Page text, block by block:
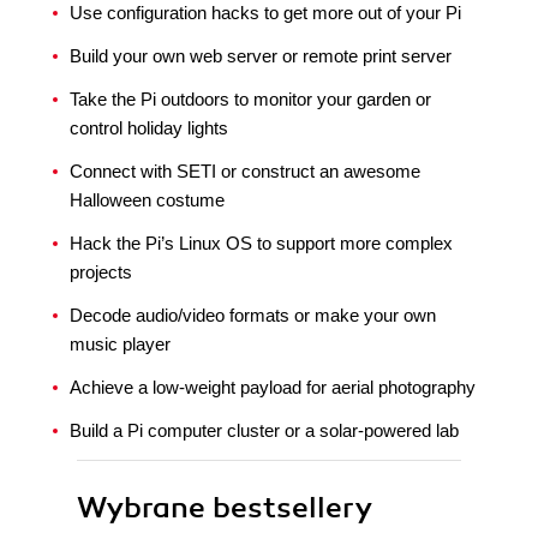
Use configuration hacks to get more out of your Pi
Build your own web server or remote print server
Take the Pi outdoors to monitor your garden or
control holiday lights
Connect with SETI or construct an awesome
Halloween costume
Hack the Pi’s Linux OS to support more complex
projects
Decode audio/video formats or make your own
music player
Achieve a low-weight payload for aerial photography
Build a Pi computer cluster or a solar-powered lab
Wybrane bestsellery